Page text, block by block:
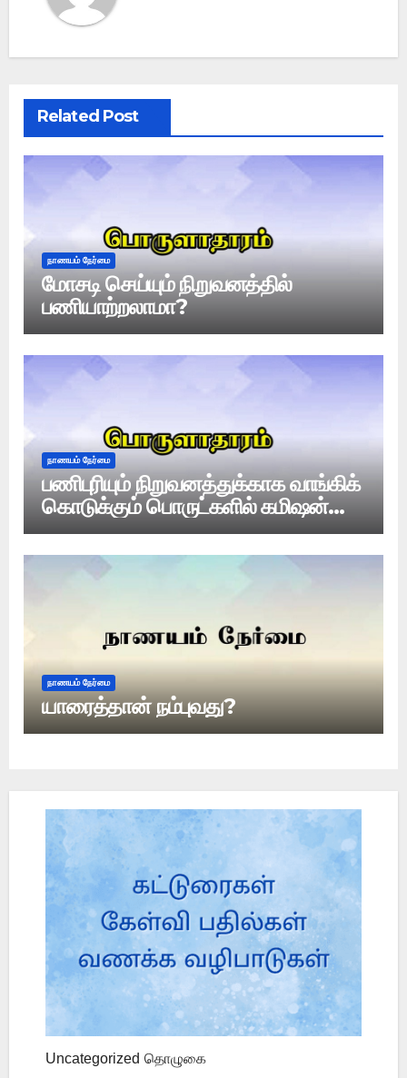
Related Post
நாணயம் நேர்மை
மோசடி செய்யும் நிறுவனத்தில்
பணியாற்றலாமா?
நாணயம் நேர்மை
பணிபுரியும் நிறுவனத்துக்காக வாங்கிக்
கொடுக்கும் பொருட்களில் கமிஷன்
வைக்கலாமா?
நாணயம் நேர்மை
யாரைத்தான் நம்புவது?
Uncategorized தொழுகை